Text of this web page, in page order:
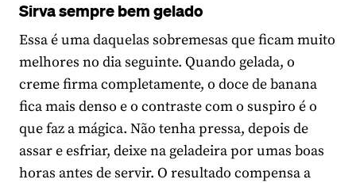
Sirva sempre bem gelado
Essa é uma daquelas sobremesas que ficam muito
melhores no dia seguinte. Quando gelada, o
creme firma completamente, o doce de banana
fica mais denso e o contraste com o suspiro é o
que faz a mágica. Não tenha pressa, depois de
assar e esfriar, deixe na geladeira por umas boas
horas antes de servir. O resultado compensa a